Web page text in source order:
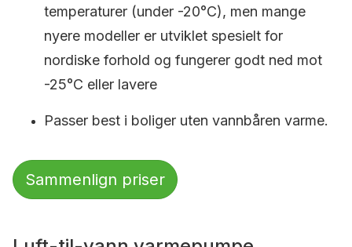
temperaturer (under -20°C), men mange
nyere modeller er utviklet spesielt for
nordiske forhold og fungerer godt ned mot
-25°C eller lavere
Passer best i boliger uten vannbåren varme.
Sammenlign priser